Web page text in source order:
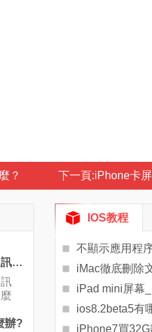
？ 下一頁:iPhone卡
怎麼恢復蘋果手機裡的通訊錄？手機通訊錄誤刪了怎麼辦
辦?
IOS教程
不顯示應用程
iMac徹底刪除
iPad mini屏幕
ios8.2beta5有
iPhone7買